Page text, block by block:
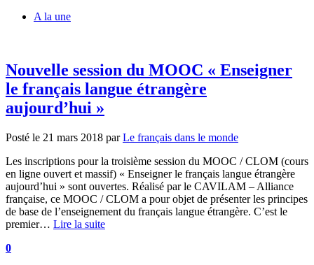
A la une
Nouvelle session du MOOC « Enseigner
le français langue étrangère
aujourd’hui »
Posté le 21 mars 2018 par Le français dans le monde
Les inscriptions pour la troisième session du MOOC / CLOM (cours
en ligne ouvert et massif) « Enseigner le français langue étrangère
aujourd’hui » sont ouvertes. Réalisé par le CAVILAM – Alliance
française, ce MOOC / CLOM a pour objet de présenter les principes
de base de l’enseignement du français langue étrangère. C’est le
premier… Lire la suite
0